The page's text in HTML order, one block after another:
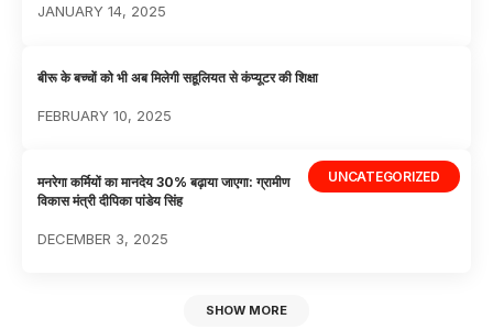
JANUARY 14, 2025
बीरू के बच्चों को भी अब मिलेगी सहूलियत से कंप्यूटर की शिक्षा
FEBRUARY 10, 2025
UNCATEGORIZED
मनरेगा कर्मियों का मानदेय 30% बढ़ाया जाएगा: ग्रामीण
विकास मंत्री दीपिका पांडेय सिंह
DECEMBER 3, 2025
SHOW MORE